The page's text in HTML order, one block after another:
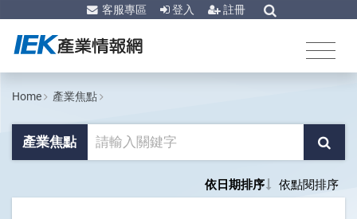
客服專區 登入 註冊
Home 產業焦點
產業焦點
依日期排序 依點閱排序